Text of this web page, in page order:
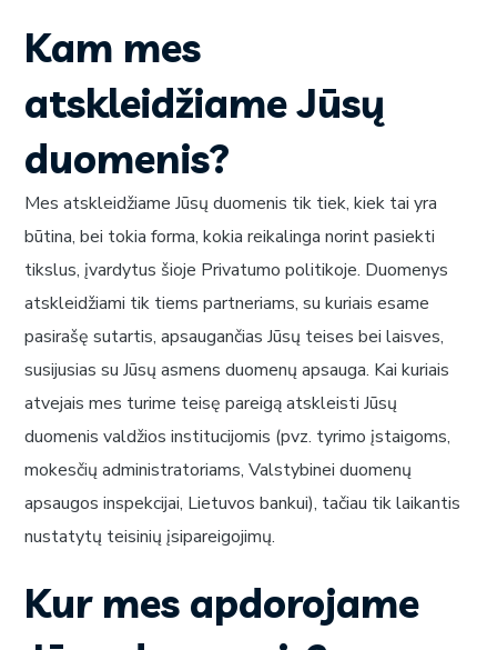
Kam mes
atskleidžiame Jūsų
duomenis?
Mes atskleidžiame Jūsų duomenis tik tiek, kiek tai yra
būtina, bei tokia forma, kokia reikalinga norint pasiekti
tikslus, įvardytus šioje Privatumo politikoje. Duomenys
atskleidžiami tik tiems partneriams, su kuriais esame
pasirašę sutartis, apsaugančias Jūsų teises bei laisves,
susijusias su Jūsų asmens duomenų apsauga. Kai kuriais
atvejais mes turime teisę pareigą atskleisti Jūsų
duomenis valdžios institucijomis (pvz. tyrimo įstaigoms,
mokesčių administratoriams, Valstybinei duomenų
apsaugos inspekcijai, Lietuvos bankui), tačiau tik laikantis
nustatytų teisinių įsipareigojimų.
Kur mes apdorojame